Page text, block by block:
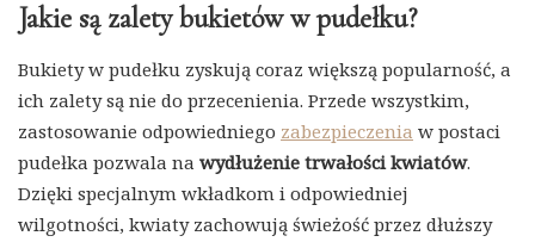
Jakie są zalety bukietów w pudełku?
Bukiety w pudełku zyskują coraz większą popularność, a
ich zalety są nie do przecenienia. Przede wszystkim,
zastosowanie odpowiedniego zabezpieczenia w postaci
pudełka pozwala na wydłużenie trwałości kwiatów.
Dzięki specjalnym wkładkom i odpowiedniej
wilgotności, kwiaty zachowują świeżość przez dłuższy